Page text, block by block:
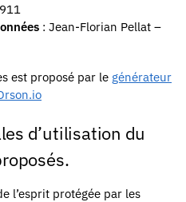
: Jean-Florian Pellat –
est proposé par le générateur
d’utilisation du
l’esprit protégée par les